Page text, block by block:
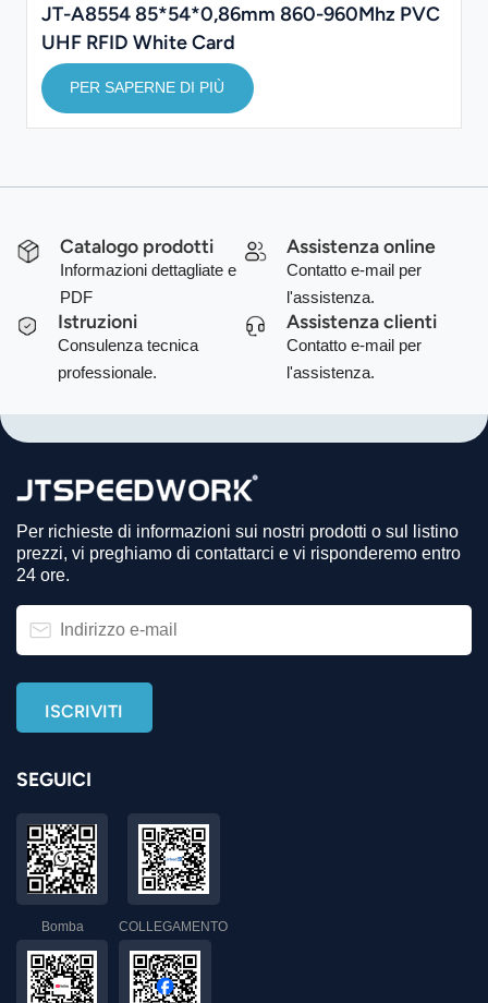
JT-A8554 85*54*0,86mm 860-960Mhz PVC
UHF RFID White Card
PER SAPERNE DI PIÙ
Catalogo prodotti
Informazioni dettagliate e
PDF
Assistenza online
Contatto e-mail per
l'assistenza.
Istruzioni
Consulenza tecnica
professionale.
Assistenza clienti
Contatto e-mail per
l'assistenza.
Per richieste di informazioni sui nostri prodotti o sul listino
prezzi, vi preghiamo di contattarci e vi risponderemo entro
24 ore.
SEGUICI
Bomba COLLEGAMENTO